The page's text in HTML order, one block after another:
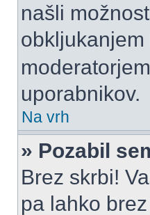
našli možnost
obkljukanjem
uporabnikov.
Na vrh
» Pozabil
Brez skrbi!
pa lahko